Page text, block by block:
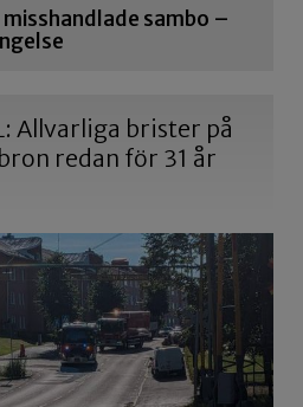
sambo –
Allvarliga brister på
redan för 31 år